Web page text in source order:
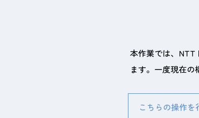
本作業では、NTT
ます。一度現在
こちらの操作を